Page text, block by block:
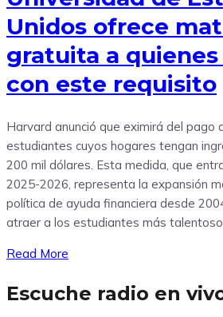
Unidos ofrece
gratuita a
con este requisito
Harvard anunció que eximirá del pago
estudiantes cuyos hogares tengan
200 mil dólares. Esta medida, que
2025-2026, representa la expansión
política de ayuda financiera desde
atraer a los estudiantes más
Read More
Escuche radio en